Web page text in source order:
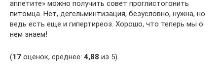
аппетите» можно получить совет проглистогонить
питомца. Нет, дегельминтизация, безусловно, нужна, но
ведь есть еще и гипертиреоз. Хорошо, что теперь мы о
нем знаем!
(17 оценок, среднее: 4,88 из 5)